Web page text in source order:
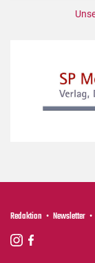
Redaktion Newsletter